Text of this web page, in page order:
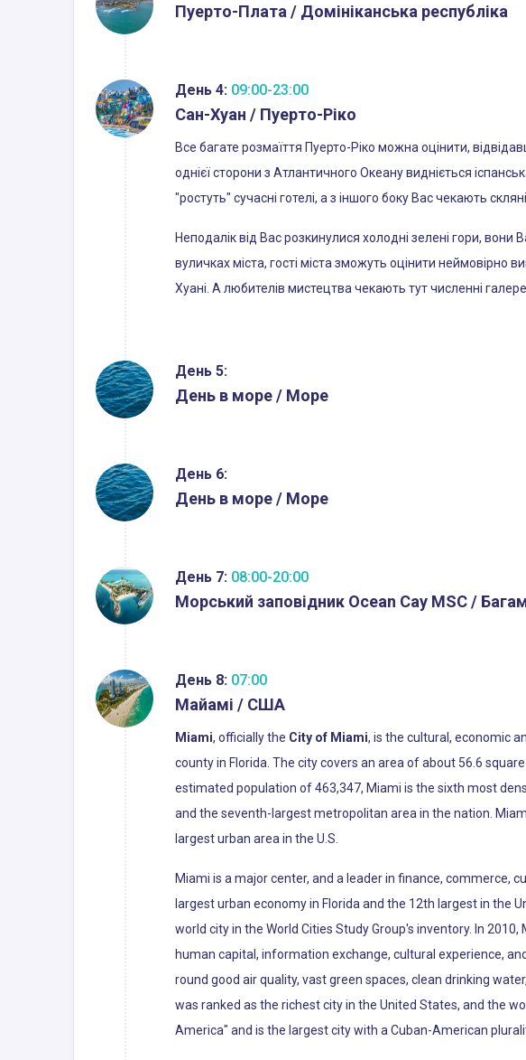
Пуерто-Плата / Домініканська республіка
День 4: 09:00-23:00
Сан-Хуан / Пуерто-Ріко
Все багате розмаїття Пуерто-Ріко можна оцінити,
однієї сторони з Атлантичного Океану видніється
"ростуть" сучасні готелі, а з іншого боку Вас чекають
Неподалік від Вас розкинулися холодні зелені гори,
вуличках міста, гості міста зможуть оцінити неймовірно
Хуані. А любителів мистецтва чекають тут численні
День 5:
День в море / Море
День 6:
День в море / Море
День 7: 08:00-20:00
Морський заповідник Ocean Cay MSC /
День 8: 07:00
Майамі / США
Miami, officially the City of Miami, is the cultural, economic
county in Florida. The city covers an area of about 56.6
estimated population of 463,347, Miami is the sixth most
and the seventh-largest metropolitan area in the nation.
largest urban area in the U.S.
Miami is a major center, and a leader in finance, commerce,
largest urban economy in Florida and the 12th largest in the
world city in the World Cities Study Group's inventory. In
human capital, information exchange, cultural experience,
round good air quality, vast green spaces, clean drinking
was ranked as the richest city in the United States, and the
America" and is the largest city with a Cuban-American